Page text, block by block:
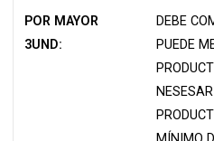
POR MAYOR
3UND:
DEBE
PUEDE